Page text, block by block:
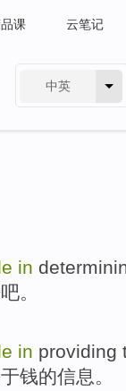
课 云笔记
中英
in
。
in providing
钱的信息。